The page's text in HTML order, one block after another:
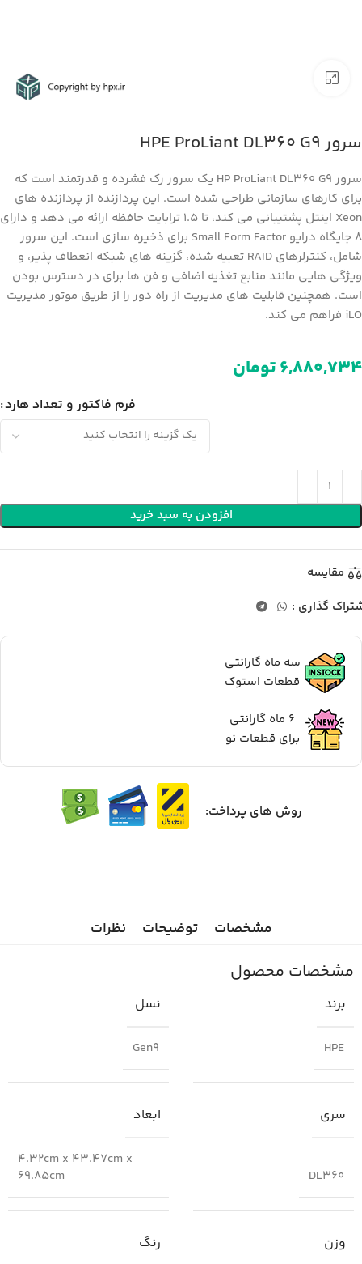
سرور HPE ProLiant DL360 G9
سرور HP ProLiant DL360 G9 یک سرور رک فشرده و قدرتمند است که
برای کارهای سازمانی طراحی شده است. این پردازنده از پردازنده های
Xeon اینتل پشتیبانی می کند، تا 1.5 ترابایت حافظه ارائه می دهد و دارای
8 جایگاه درایو Small Form Factor برای ذخیره سازی است. این سرور
شامل، کنترلرهای RAID تعبیه شده، گزینه های شبکه انعطاف پذیر، و
ویژگی هایی مانند منابع تغذیه اضافی و فن ها برای در دسترس بودن
است. همچنین قابلیت های مدیریت از راه دور را از طریق موتور مدیریت
iLO فراهم می کند.
تومان
فرم فاکتور و تعداد هارد
افزودن به سبد خرید
مقایسه
گذاری :
سه ماه گارانتی
قطعات استوک
6 ماه گارانتی
برای قطعات نو
روش های پرداخت:
مشخصات توضیحات نظرات
مشخصات محصول
برند
HPE
نسل
Gen9
سری
DL360
ابعاد
4.32cm x 43.47cm x
69.85cm
وزن رنگ